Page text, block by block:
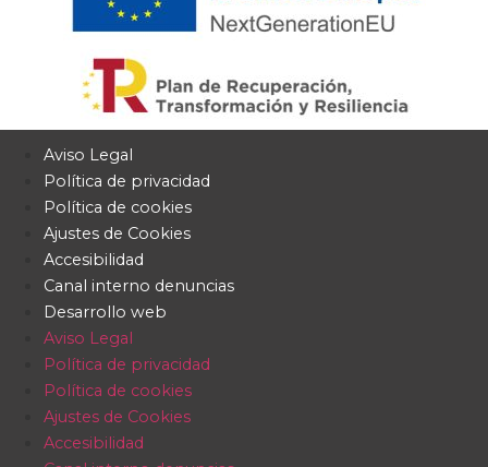
Aviso Legal
Política de privacidad
Política de cookies
Ajustes de Cookies
Accesibilidad
Canal interno denuncias
Desarrollo web
Aviso Legal
Política de privacidad
Política de cookies
Ajustes de Cookies
Accesibilidad